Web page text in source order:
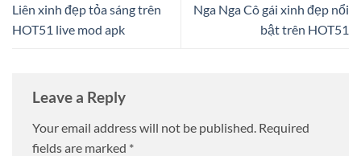
Liên xinh đẹp tỏa sáng trên
HOT51 live mod apk
Nga Nga Cô gái xinh đẹp nổi
bật trên HOT51
Leave a Reply
Your email address will not be published. Required
fields are marked *